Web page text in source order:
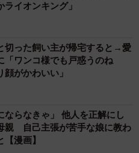
イオンキング」
切った飼い主が帰宅すると→愛
「ワンコ様でも戸惑うのね
顔がかわいい」
ならなきゃ」 他人を正解にし
親 自己主張が苦手な娘に教わ
漫画】